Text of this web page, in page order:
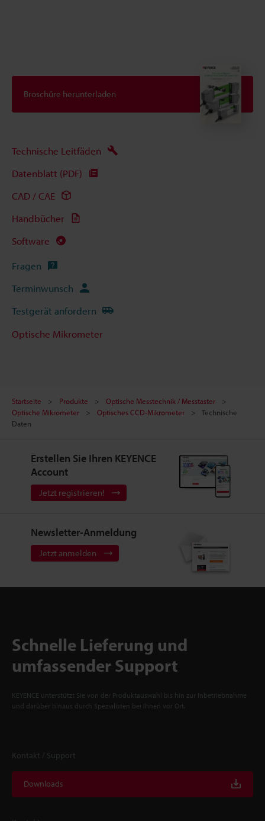
Broschüre herunterladen
Technische Leitfäden
Datenblatt (PDF)
CAD / CAE
Handbücher
Software
Fragen
Terminwunsch
Testgerät anfordern
Optische Mikrometer
Startseite Produkte
Optische Messtechnik / Messtaster
Optische Mikrometer
Optisches CCD-Mikrometer
Technische
Daten
Erstellen Sie Ihren KEYENCE
Account
Jetzt registrieren!
Newsletter-Anmeldung
Jetzt anmelden
Schnelle Lieferung und
umfassender Support
KEYENCE unterstützt Sie von der Produktauswahl bis hin zur Inbetriebnahme
und darüber hinaus durch Spezialisten bei Ihnen vor Ort.
Kontakt / Support
Downloads